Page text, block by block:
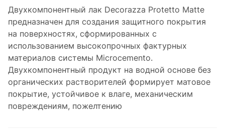
Двухкомпонентный лак Decorazza Protetto Matte
предназначен для создания защитного покрытия
на поверхностях, сформированных с
использованием высокопрочных фактурных
материалов системы Microcemento.
Двухкомпонентный продукт на водной основе без
органических растворителей формирует матовое
покрытие, устойчивое к влаге, механическим
повреждениям, пожелтению